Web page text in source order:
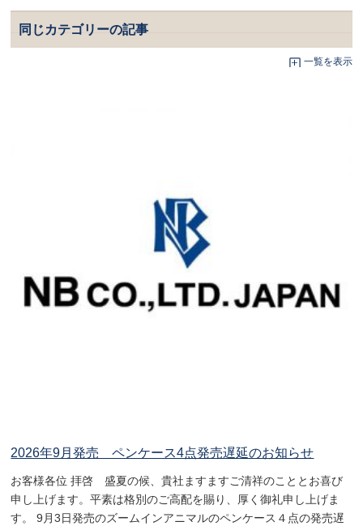
同じカテゴリーの記事
一覧を表示
2026年9月発売 ペンケース4点発売遅延のお知らせ
お客様各位 拝啓 盛夏の候、貴社ますますご清祥のこととお喜び
申し上げます。平素は格別のご高配を賜り、厚く御礼申し上げま
す。 9月3日発売のズームインアニマルのペンケース４点の発売遅